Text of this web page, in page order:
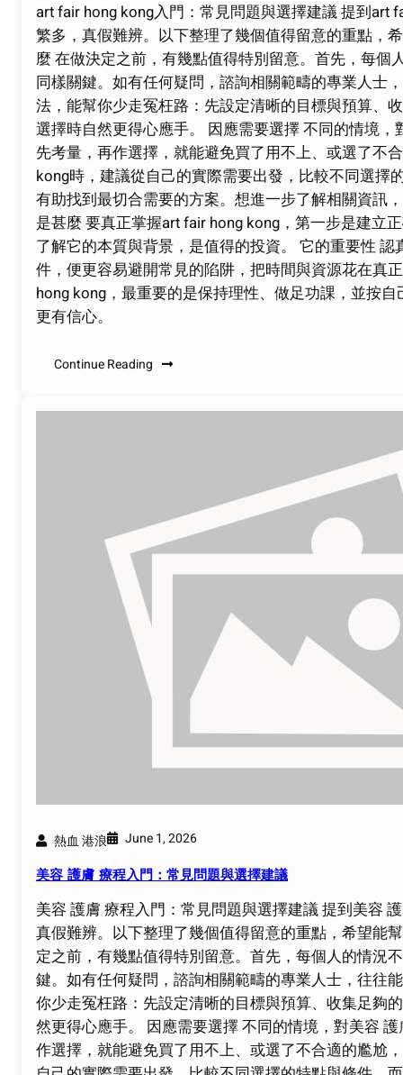
art fair hong kong入門：常見問題與選擇建議 提到art
繁多，真假難辨。以下整理了幾個值得留意的重點，
麼 在做決定之前，有幾點值得特別留意。首先，每
同樣關鍵。如有任何疑問，諮詢相關範疇的專業人士
法，能幫你少走冤枉路：先設定清晰的目標與預算、
選擇時自然更得心應手。 因應需要選擇 不同的情境
先考量，再作選擇，就能避免買了用不上、或選了不
kong時，建議從自己的實際需要出發，比較不同選
有助找到最切合需要的方案。想進一步了解相關資訊
是甚麼 要真正掌握art fair hong kong，第一步是建立
了解它的本質與背景，是值得的投資。 它的重要性
件，便更容易避開常見的陷阱，把時間與資源花在真
hong kong，最重要的是保持理性、做足功課，並按
更有信心。
Continue Reading
熱血 港浪 June 1, 2026
美容 護膚 療程入門：常見問題與選擇建議
美容 護膚 療程入門：常見問題與選擇建議 提到美容
真假難辨。以下整理了幾個值得留意的重點，希望能
定之前，有幾點值得特別留意。首先，每個人的情況
鍵。如有任何疑問，諮詢相關範疇的專業人士，往往
你少走冤枉路：先設定清晰的目標與預算、收集足夠
然更得心應手。 因應需要選擇 不同的情境，對美容
作選擇，就能避免買了用不上、或選了不合適的尷尬